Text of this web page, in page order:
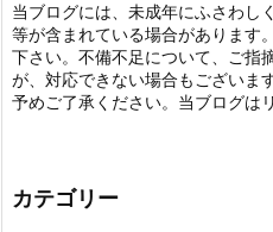
当ブログには、未成年にふさわし
等が含まれている場合があります
下さい。不備不足について、ご指
が、対応できない場合もございます
予めご了承ください。当ブログは
カテゴリー